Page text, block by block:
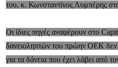
του, κ. Κωνσταντίνος Λυμπέρης
Οι ίδιες πηγές αναφέρουν στο
δανειοληπτών του πρώην ΟΕΚ δεν
για τα δάνεια που έχει λάβει από